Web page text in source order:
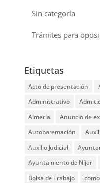
Sin categoría
Trámites para
Etiquetas
Acto de presentación
Administrativo
Almería
Anuncio de
Autobaremación
Auxilio Judicial
Ayuntamiento de Níjar
Bolsa de Trabajo